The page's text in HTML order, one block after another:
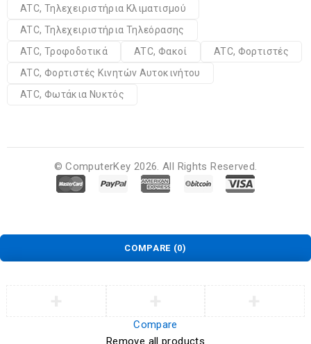
ATC, Τηλεχειριστήρια Κλιματισμού
ATC, Τηλεχειριστήρια Τηλεόρασης
ATC, Τροφοδοτικά
ATC, Φακοί
ATC, Φορτιστές
ATC, Φορτιστές Κινητών Αυτοκινήτου
ATC, Φωτάκια Νυκτός
© ComputerKey 2026. All Rights Reserved.
COMPARE (0)
Compare
Remove all products